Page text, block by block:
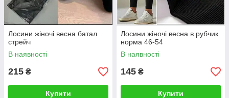
Лосини жіночі весна батал
стрейч
В наявності
215 ₴
Купити
Лосини жіночі весна в рубчик
норма 46-54
В наявності
145 ₴
Купити